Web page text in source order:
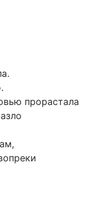
прорастала